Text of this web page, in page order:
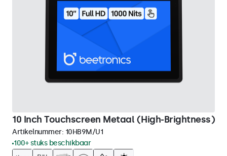
10 Inch Touchscreen Metaal (High-Brightness)
Artikelnummer: 10HB9M/U1
100+ stuks beschikbaar